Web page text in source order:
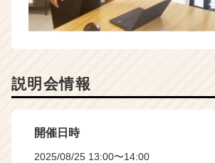
説明会情報
開催日時
2025/08/25 13:00〜14:00